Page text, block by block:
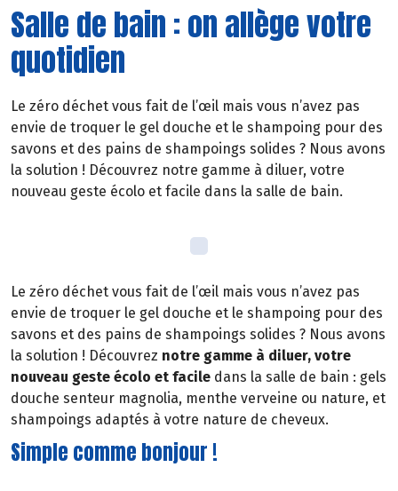
Salle de bain : on allège votre
quotidien
Le zéro déchet vous fait de l’œil mais vous n’avez pas
envie de troquer le gel douche et le shampoing pour des
savons et des pains de shampoings solides ? Nous avons
la solution ! Découvrez notre gamme à diluer, votre
nouveau geste écolo et facile dans la salle de bain.
Le zéro déchet vous fait de l’œil mais vous n’avez pas
envie de troquer le gel douche et le shampoing pour des
savons et des pains de shampoings solides ? Nous avons
la solution ! Découvrez notre gamme à diluer, votre
nouveau geste écolo et facile dans la salle de bain : gels
douche senteur magnolia, menthe verveine ou nature, et
shampoings adaptés à votre nature de cheveux.
Simple comme bonjour !